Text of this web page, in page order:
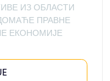
ИЗ ОБЛАСТИ
ПРАВНЕ
ЕКОНОМИЈЕ